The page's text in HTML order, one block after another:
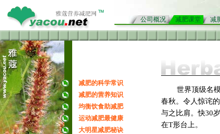
公司概况 减肥课堂 减
减肥的科学常识
减肥的营养知识
均衡饮食助减肥
运动减肥最健康
大明星减肥秘诀
世界顶级名
春秋。令人惊诧
与之比肩。快30
在T形台上。